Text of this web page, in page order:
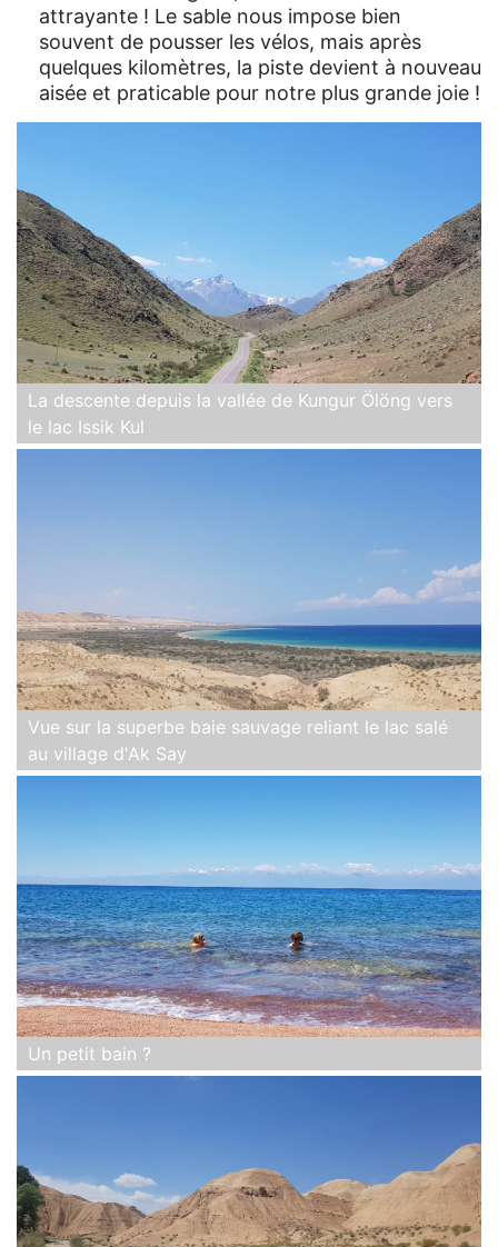
attrayante ! Le sable nous impose bien
souvent de pousser les vélos, mais après
quelques kilomètres, la piste devient à nouveau
aisée et praticable pour notre plus grande joie !
La descente depuis la vallée de Kungur Ölöng vers
le lac Issik Kul
Vue sur la superbe baie sauvage reliant le lac salé
au village d'Ak Say
Un petit bain ?